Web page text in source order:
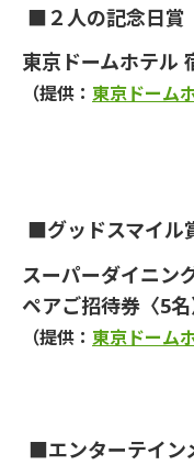
■ ２人の記念日賞
東京ドームホテル
（提供： 東京ドーム
■グッドスマイル
スーパーダイニン
ペアご招待券〈5名
（提供： 東京ドーム
■エンターテイン